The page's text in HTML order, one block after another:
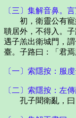
〔三〕集解音鼻。
初，衛靈公有寵姬
聵居外，不得入。
遇子羔出衛城門，
臺。子路曰：「君
〔一〕索隱按：服
〔二〕索隱按：左
孔子聞衛亂，曰：